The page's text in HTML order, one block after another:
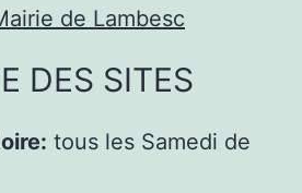
de Lambesc
DES SITES
tous les Samedi de